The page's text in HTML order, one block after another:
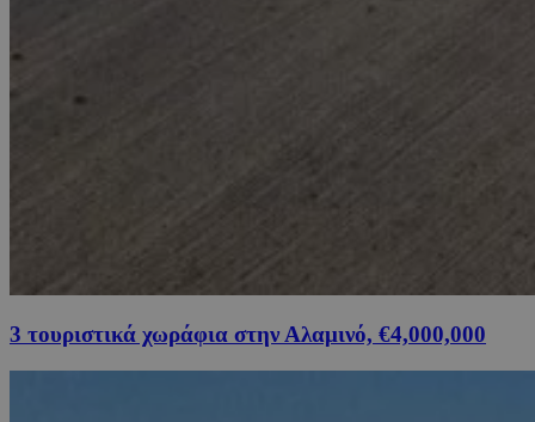
3 τουριστικά χωράφια στην Αλαμινό, €4,000,000